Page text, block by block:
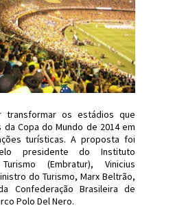
transformar os estádios que
Copa do Mundo de 2014 em
turísticas. A proposta foi
presidente do Instituto
(Embratur), Vinicius
do Turismo, Marx Beltrão,
Confederação Brasileira de
Polo Del Nero.